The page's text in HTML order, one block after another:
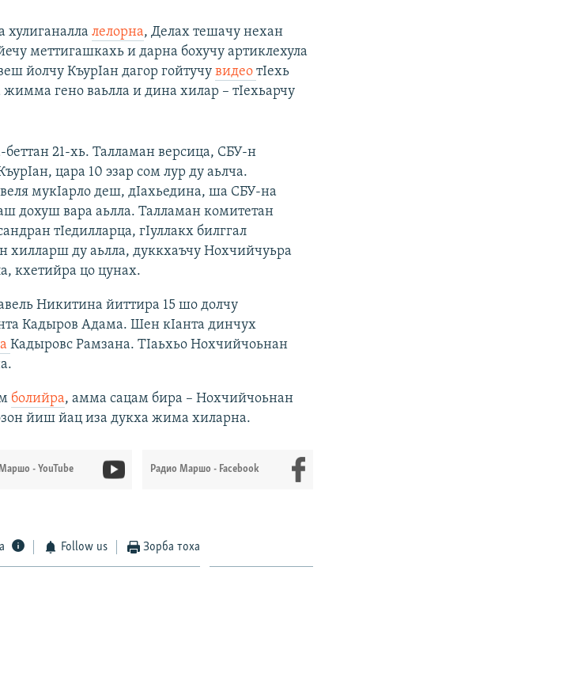
хулиганаллалелорна, Делах тешачу нехан
меттигашкахь и дарна бохучу артиклехула
йолчу КъурIан дагор гойтучувидеотIехь
гено ваьлла и дина хилар – тIехьарчу
беттан 21-хь. Талламан версица, СБУ-н
цара 10 эзар сом лур ду аьлча.
мукIарло деш, дIахьедина, ша СБУ-на
дохуш вара аьлла. Талламан комитетан
тIедилларца, гIуллакх билггал
ду аьлла, дуккхаъчу Нохчийчуьра
кхетийра цо цунах.
Никитина йиттира 15 шо долчу
Кадыров Адама. Шен кIанта динчух
Кадыровс Рамзана. ТIаьхьо Нохчийчоьнан
болийра, амма сацам бира – Нохчийчоьнан
йиш йац иза дукха жима хиларна.
- YouTube Радио Маршо - Facebook
Follow us Зорба тоха